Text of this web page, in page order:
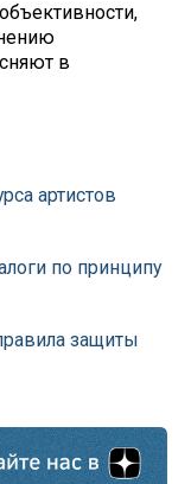
в
артистов
по принципу
защиты